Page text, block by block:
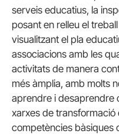
serveis educatius, la
posant en relleu el
visualitzant el pla
associacions amb les
activitats de manera
més àmplia, amb molts
aprendre i desaprendre
xarxes de
competències bàsiques